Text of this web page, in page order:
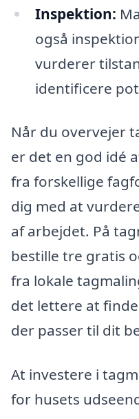
Inspektion:
også
vurderer
identificere
Når du overvejer
er det en god idé
fra forskellige
dig med at
af arbejdet. På
bestille tre gratis
fra lokale
det lettere at
der passer til dit
At investere i
for husets